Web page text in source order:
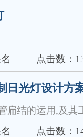
点击数：
日光灯设计方
扁结的运用,及其
点击数：